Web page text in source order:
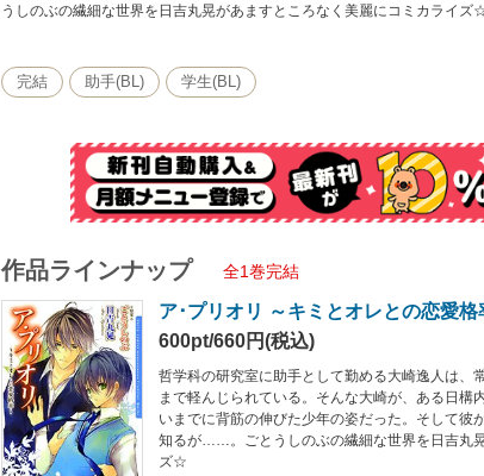
うしのぶの繊細な世界を日吉丸晃があますところなく美麗にコミカライズ
完結 助手(BL) 学生(BL)
作品ラインナップ 全1巻完結
ア･プリオリ ～キミとオレとの恋愛格
600pt/660円(税込)
哲学科の研究室に助手として勤める大崎逸人は、
まで軽んじられている。そんな大崎が、ある日構
いまでに背筋の伸びた少年の姿だった。そして彼
知るが……。ごとうしのぶの繊細な世界を日吉丸
ズ☆